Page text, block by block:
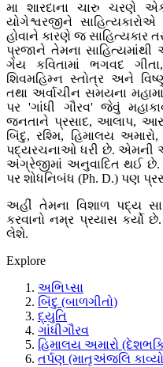
મા શારદાના ચારુ ચરણે
યોગેશ્વરજીને
હોવાને કારણે જ સાહિત્યકાર
પ્રજાને તેમના
ગેય કવિતામાં ભગવદ
શિવમહિમ્ન સ્તોત્ર અને
તથા અર્વાચીન સમયના
પર 'ગાંધી ગૌરવ' જેવું
જનતાને પ્રસાદ, આલાપ,
બિંદુ, રશ્મિ, હિમાલય
પદ્યરચનાઓ ધરી છે. એમની
અંગ્રેજીમાં અનુવાદિત થઈ
પર શોધનિબંધ (Ph. D.) પણ
અહીં તેમના વિશાળ પદ્ય
કરવાનો નમ્ર પ્રયાસ કર્યો
લેશે.
Explore
અભિપ્સા
બિંદુ (બાળગીતો)
દ્યુતિ
ગાંધીગૌરવ
હિમાલય અમારો
તર્પણ (માતૃઅંજલિ